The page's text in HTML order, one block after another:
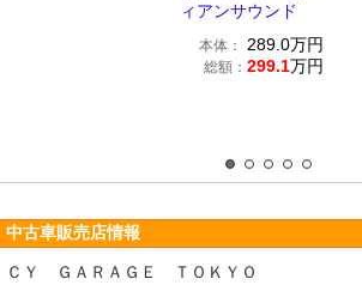
ィアンサウンド
本体： 289.0万円
総額： 299.1万円
中古車販売店情報
ＣＹ ＧＡＲＡＧＥ ＴＯＫＹＯ